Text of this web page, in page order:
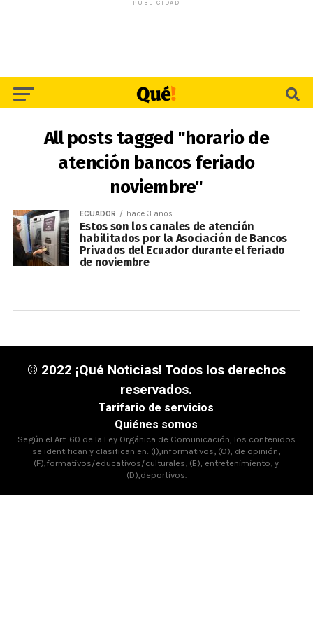
PUBLICIDAD
All posts tagged "horario de
atención bancos feriado
noviembre"
ECUADOR hace 3 años
Estos son los canales de atención
habilitados por la Asociación de Bancos
Privados del Ecuador durante el feriado
de noviembre
© 2022 ¡Qué Noticias! Todos los derechos
reservados.
Tarifario de servicios
Quiénes somos
Según el Art. 60 de la Ley Orgánica de Comunicación, los contenidos
se identifican y clasifican en: (I),informativos; (O), de opinión;
(F),formativos/educativos/culturales; (E), entretenimiento; y
(D),deportivos.